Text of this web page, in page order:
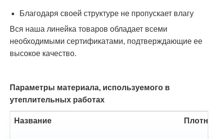
Благодаря своей структуре не пропускает влагу
Вся наша линейка товаров обладает всеми
необходимыми сертификатами, подтверждающие ее
высокое качество.
Параметры материала, используемого в
утеплительных работах
Название